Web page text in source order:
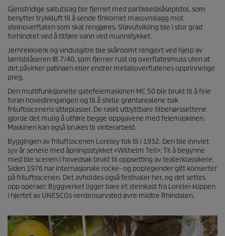
Gjenstridige saltutslag ble fjernet med partikkelblåsepistol, som
benytter trykkluft til å sende finkornet masovnslagg mot
steinoverflaten som skal rengjøres. Støvutvikling ble i stor grad
forhindret ved å tilføre vann ved munnstykket.
Jernrekkverk og vindusgitre ble skånsomt rengjort ved hjelp av
tørrisblåseren IB 7/40, som fjerner rust og overflatesmuss uten at
det påvirker patinaen eller endrer metalloverflatenes opprinnelige
preg.
Den multifunksjonelle gatefeiemaskinen MC 50 ble brukt til å feie
foran hovedinngangen og til å stelle grøntarealene bak
friluftsscenens sitteplasser. De raskt utbyttbare tilbehørssettene
gjorde det mulig å utføre begge oppgavene med feiemaskinen.
Maskinen kan også brukes til vinterarbeid.
Byggingen av friluftsscenen Loreley tok til i 1932. Den ble innviet
syv år senere med åpningsstykket «Wilhelm Tell». Til å begynne
med ble scenen i hovedsak brukt til oppsetting av teaterklassikere.
Siden 1976 har internasjonale rocke- og poplegender gitt konserter
på friluftsscenen. Det avholdes også festivaler her, og det settes
opp operaer. Byggverket ligger bare et steinkast fra Lorelei-klippen
i hjertet av UNESCOs verdensarvsted øvre midtre Rhindalen.